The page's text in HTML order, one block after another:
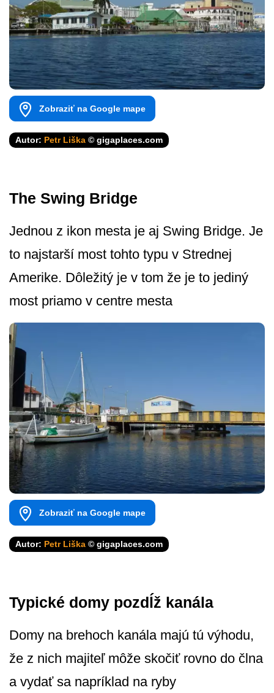
Zobraziť na Google mape
Autor: Petr Liška © gigaplaces.com
The Swing Bridge
Jednou z ikon mesta je aj Swing Bridge. Je
to najstarší most tohto typu v Strednej
Amerike. Dôležitý je v tom že je to jediný
most priamo v centre mesta
Zobraziť na Google mape
Autor: Petr Liška © gigaplaces.com
Typické domy pozdĺž kanála
Domy na brehoch kanála majú tú výhodu,
že z nich majiteľ môže skočiť rovno do člna
a vydať sa napríklad na ryby